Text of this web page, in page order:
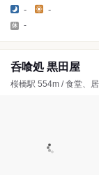
- -
-
呑喰処 黒田屋
桜橋駅 554m / 食堂、